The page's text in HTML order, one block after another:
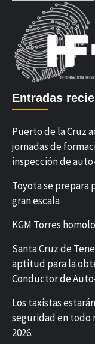
Entradas
Puerto de la Cruz
jornadas de
inspección de
Toyota se prepara
gran escala
KGM Torres
Santa Cruz de
aptitud para la
Conductor de
Los taxistas
seguridad en todo
2026.